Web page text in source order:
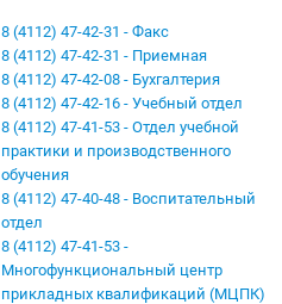
8 (4112) 47-42-31 - Факс
8 (4112) 47-42-31 - Приемная
8 (4112) 47-42-08 - Бухгалтерия
8 (4112) 47-42-16 - Учебный отдел
8 (4112) 47-41-53 - Отдел учебной
практики и производственного
обучения
8 (4112) 47-40-48 - Воспитательный
отдел
8 (4112) 47-41-53 -
Многофункциональный центр
прикладных квалификаций (МЦПК)